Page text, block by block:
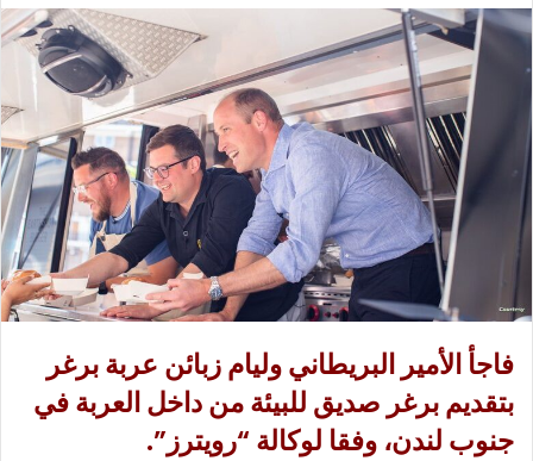
ل
ى
X
ر
د
ا
إ
ل
ك
ت
ر
و
ن
ي
ا
فاجأ الأمير البريطاني وليام زبائن عربة برغر
بتقديم برغر صديق للبيئة من داخل العربة في
جنوب لندن، وفقا لوكالة “رويترز”.